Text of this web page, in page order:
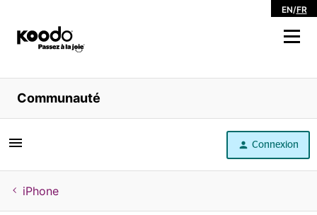
EN/FR
Magasiner
Libre service
Aide
Communauté
Connexion
iPhone